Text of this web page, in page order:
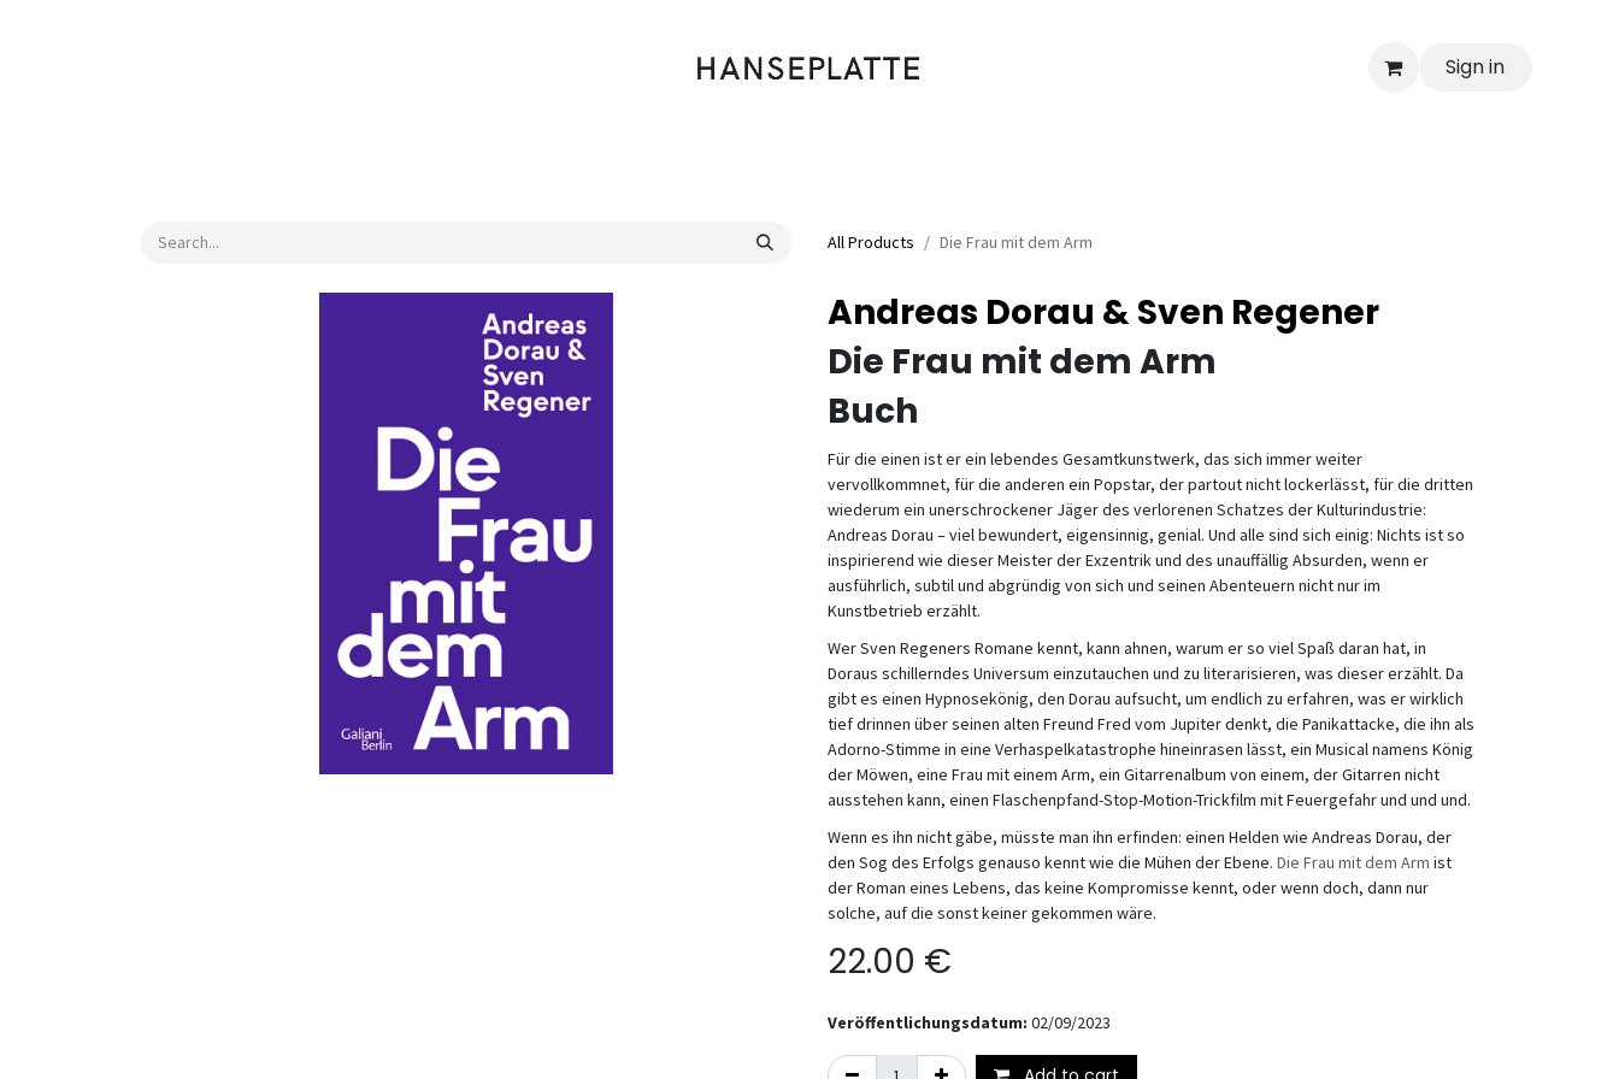
Sign in
All Products Die Frau mit dem Arm
Andreas Dorau & Sven Regener
Die Frau mit dem Arm
Buch
Für die einen ist er ein lebendes Gesamtkunstwerk, das sich immer weiter
vervollkommnet, für die anderen ein Popstar, der partout nicht lockerlässt, für die dritten
wiederum ein unerschrockener Jäger des verlorenen Schatzes der Kulturindustrie:
Andreas Dorau – viel bewundert, eigensinnig, genial. Und alle sind sich einig: Nichts ist so
inspirierend wie dieser Meister der Exzentrik und des unauffällig Absurden, wenn er
ausführlich, subtil und abgründig von sich und seinen Abenteuern nicht nur im
Kunstbetrieb erzählt.
Wer Sven Regeners Romane kennt, kann ahnen, warum er so viel Spaß daran hat, in
Doraus schillerndes Universum einzutauchen und zu literarisieren, was dieser erzählt. Da
gibt es einen Hypnosekönig, den Dorau aufsucht, um endlich zu erfahren, was er wirklich
tief drinnen über seinen alten Freund Fred vom Jupiter denkt, die Panikattacke, die ihn als
Adorno-Stimme in eine Verhaspelkatastrophe hineinrasen lässt, ein Musical namens König
der Möwen, eine Frau mit einem Arm, ein Gitarrenalbum von einem, der Gitarren nicht
ausstehen kann, einen Flaschenpfand-Stop-Motion-Trickfilm mit Feuergefahr und und und.
Wenn es ihn nicht gäbe, müsste man ihn erfinden: einen Helden wie Andreas Dorau, der
den Sog des Erfolgs genauso kennt wie die Mühen der Ebene. Die Frau mit dem Arm ist
der Roman eines Lebens, das keine Kompromisse kennt, oder wenn doch, dann nur
solche, auf die sonst keiner gekommen wäre.
22.00 €
Veröffentlichungsdatum: 02/09/2023